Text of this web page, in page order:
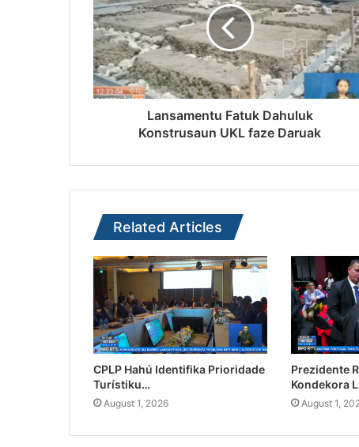
Lansamentu Fatuk Dahuluk
Konstrusaun UKL faze Daruak
Related Articles
CPLP Hahú Identifika Prioridade
Turístiku…
August 1, 2026
Prezidente
Kondekora
August 1,